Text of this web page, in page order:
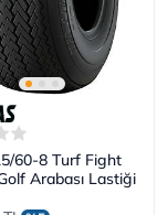
60-8 Turf Fight
Arabası Lastiği